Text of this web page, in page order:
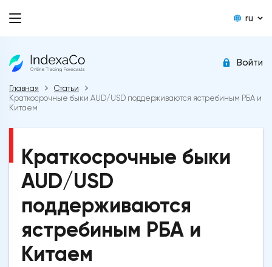
ru
Войти
Главная
Статьи
Краткосрочные быки AUD/USD поддерживаются ястребиным РБА и
Китаем
Краткосрочные быки
AUD/USD
поддерживаются
ястребиным РБА и
Китаем